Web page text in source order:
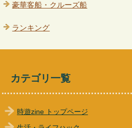
豪華客船・クルーズ船
ランキング
カテゴリ一覧
時遊zine トップページ